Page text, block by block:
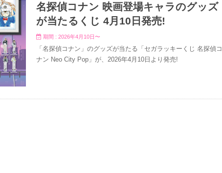
名探偵コナン 映画登場キャラのグッズ
が当たるくじ 4月10日発売!
期間 : 2026年4月10日〜
「名探偵コナン」のグッズが当たる「セガラッキーくじ 名探偵コ
ナン Neo City Pop」が、2026年4月10日より発売!